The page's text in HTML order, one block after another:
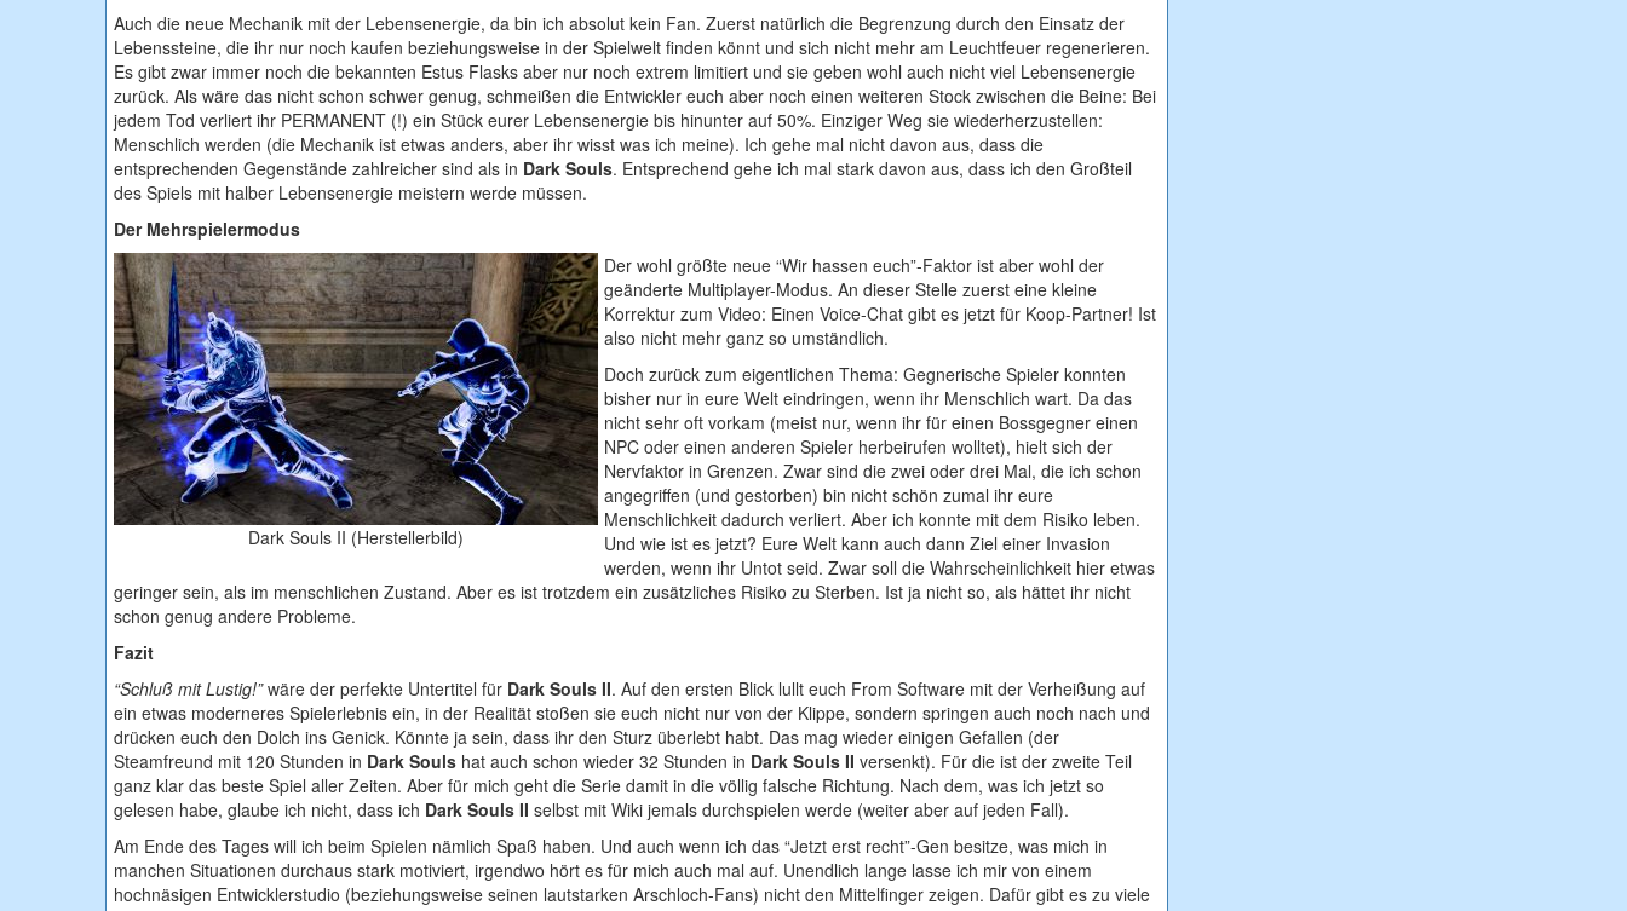
Auch die neue Mechanik mit der Lebensenergie, da bin ich absolut kein Fan. Zuerst natürlich die Begrenzung durch den Einsatz der
Lebenssteine, die ihr nur noch kaufen beziehungsweise in der Spielwelt finden könnt und sich nicht mehr am Leuchtfeuer regenerieren.
Es gibt zwar immer noch die bekannten Estus Flasks aber nur noch extrem limitiert und sie geben wohl auch nicht viel Lebensenergie
zurück. Als wäre das nicht schon schwer genug, schmeißen die Entwickler euch aber noch einen weiteren Stock zwischen die Beine: Bei
jedem Tod verliert ihr PERMANENT (!) ein Stück eurer Lebensenergie bis hinunter auf 50%. Einziger Weg sie wiederherzustellen:
Menschlich werden (die Mechanik ist etwas anders, aber ihr wisst was ich meine). Ich gehe mal nicht davon aus, dass die
entsprechenden Gegenstände zahlreicher sind als in Dark Souls. Entsprechend gehe ich mal stark davon aus, dass ich den Großteil
des Spiels mit halber Lebensenergie meistern werde müssen.
Der Mehrspielermodus
Dark Souls II (Herstellerbild)
Der wohl größte neue “Wir hassen euch”-Faktor ist aber wohl der
geänderte Multiplayer-Modus. An dieser Stelle zuerst eine kleine
Korrektur zum Video: Einen Voice-Chat gibt es jetzt für Koop-Partner! Ist
also nicht mehr ganz so umständlich.
Doch zurück zum eigentlichen Thema: Gegnerische Spieler konnten
bisher nur in eure Welt eindringen, wenn ihr Menschlich wart. Da das
nicht sehr oft vorkam (meist nur, wenn ihr für einen Bossgegner einen
NPC oder einen anderen Spieler herbeirufen wolltet), hielt sich der
Nervfaktor in Grenzen. Zwar sind die zwei oder drei Mal, die ich schon
angegriffen (und gestorben) bin nicht schön zumal ihr eure
Menschlichkeit dadurch verliert. Aber ich konnte mit dem Risiko leben.
Und wie ist es jetzt? Eure Welt kann auch dann Ziel einer Invasion
werden, wenn ihr Untot seid. Zwar soll die Wahrscheinlichkeit hier etwas
geringer sein, als im menschlichen Zustand. Aber es ist trotzdem ein zusätzliches Risiko zu Sterben. Ist ja nicht so, als hättet ihr nicht
schon genug andere Probleme.
Fazit
“Schluß mit Lustig!”wäre der perfekte Untertitel für Dark Souls II. Auf den ersten Blick lullt euch From Software mit der Verheißung auf
ein etwas moderneres Spielerlebnis ein, in der Realität stoßen sie euch nicht nur von der Klippe, sondern springen auch noch nach und
drücken euch den Dolch ins Genick. Könnte ja sein, dass ihr den Sturz überlebt habt. Das mag wieder einigen Gefallen (der
Steamfreund mit 120 Stunden in Dark Souls hat auch schon wieder 32 Stunden in Dark Souls II versenkt). Für die ist der zweite Teil
ganz klar das beste Spiel aller Zeiten. Aber für mich geht die Serie damit in die völlig falsche Richtung. Nach dem, was ich jetzt so
gelesen habe, glaube ich nicht, dass ich Dark Souls II selbst mit Wiki jemals durchspielen werde (weiter aber auf jeden Fall).
Am Ende des Tages will ich beim Spielen nämlich Spaß haben. Und auch wenn ich das “Jetzt erst recht”-Gen besitze, was mich in
manchen Situationen durchaus stark motiviert, irgendwo hört es für mich auch mal auf. Unendlich lange lasse ich mir von einem
hochnäsigen Entwicklerstudio (beziehungsweise seinen lautstarken Arschloch-Fans) nicht den Mittelfinger zeigen. Dafür gibt es zu viele